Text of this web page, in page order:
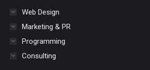
Web Design
Marketing & PR
Programming
Consulting